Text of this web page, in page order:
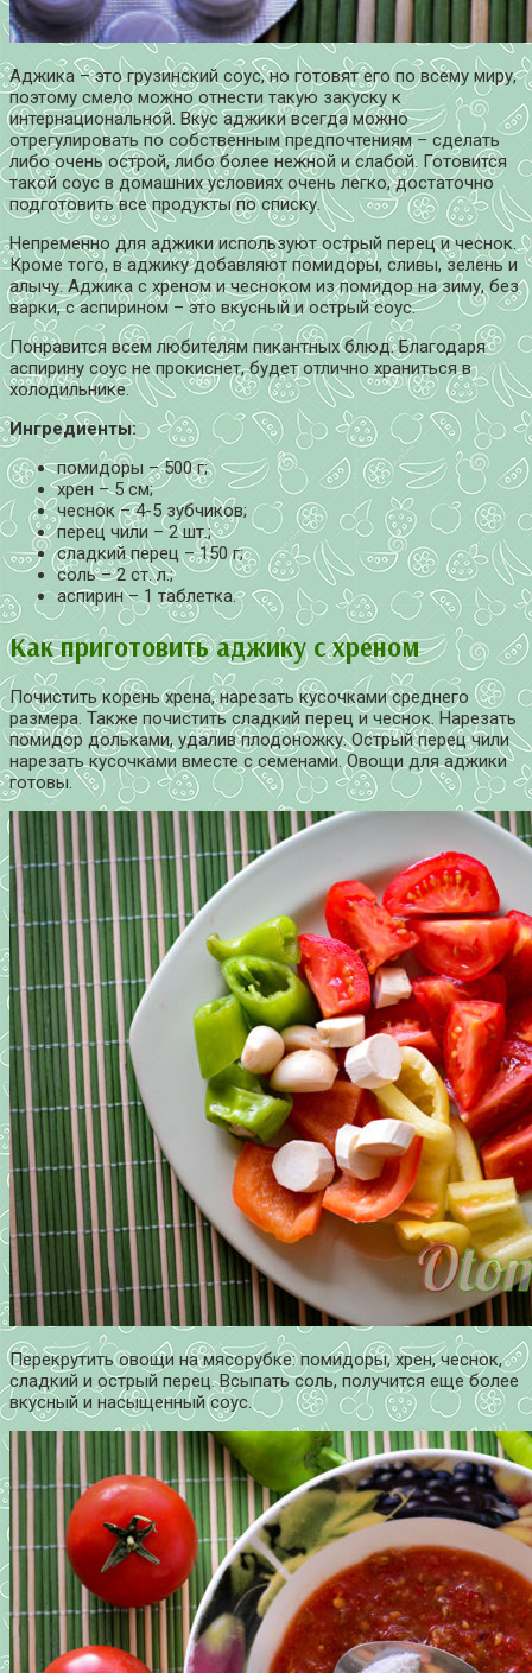
Аджика – это грузинский соус, но готовят его по всему миру,
поэтому смело можно отнести такую закуску к
интернациональной. Вкус аджики всегда можно
отрегулировать по собственным предпочтениям – сделать
либо очень острой, либо более нежной и слабой. Готовится
такой соус в домашних условиях очень легко, достаточно
подготовить все продукты по списку.
Непременно для аджики используют острый перец и чеснок.
Кроме того, в аджику добавляют помидоры, сливы, зелень и
алычу. Аджика с хреном и чесноком из помидор на зиму, без
варки, с аспирином – это вкусный и острый соус.
Понравится всем любителям пикантных блюд. Благодаря
аспирину соус не прокиснет, будет отлично храниться в
холодильнике.
Ингредиенты:
помидоры – 500 г;
хрен – 5 см;
чеснок – 4-5 зубчиков;
перец чили – 2 шт.;
сладкий перец – 150 г;
соль – 2 ст. л.;
аспирин – 1 таблетка.
Как приготовить аджику с хреном
Почистить корень хрена, нарезать кусочками среднего
размера. Также почистить сладкий перец и чеснок. Нарезать
помидор дольками, удалив плодоножку. Острый перец чили
нарезать кусочками вместе с семенами. Овощи для аджики
готовы.
Перекрутить овощи на мясорубке: помидоры, хрен, чеснок,
сладкий и острый перец. Всыпать соль, получится еще более
вкусный и насыщенный соус.